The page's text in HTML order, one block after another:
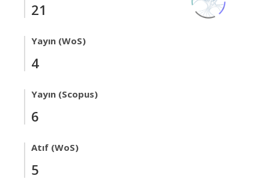
21
Yayın (WoS)
4
Yayın (Scopus)
6
Atıf (WoS)
5